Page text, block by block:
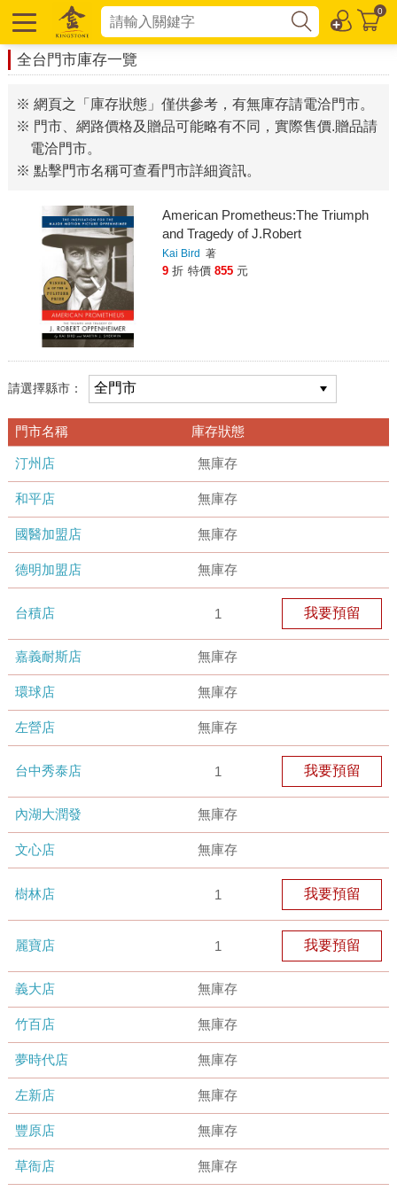
0
全台門市庫存一覽
※ 網頁之「庫存狀態」僅供參考，有無庫存請電洽門市。
※ 門市、網路價格及贈品可能略有不同，實際售價.贈品請
電洽門市。
※ 點擊門市名稱可查看門市詳細資訊。
American Prometheus:The Triumph
and Tragedy of J.Robert
Oppenheimer
Kai Bird 著
9 折 特價 855 元
請選擇縣市：
門市名稱 庫存狀態
汀州店 無庫存
和平店 無庫存
國醫加盟店 無庫存
德明加盟店 無庫存
台積店 1 我要預留
嘉義耐斯店 無庫存
環球店 無庫存
左營店 無庫存
台中秀泰店 1 我要預留
內湖大潤發 無庫存
文心店 無庫存
樹林店 1 我要預留
麗寶店 1 我要預留
義大店 無庫存
竹百店 無庫存
夢時代店 無庫存
左新店 無庫存
豐原店 無庫存
草衙店 無庫存